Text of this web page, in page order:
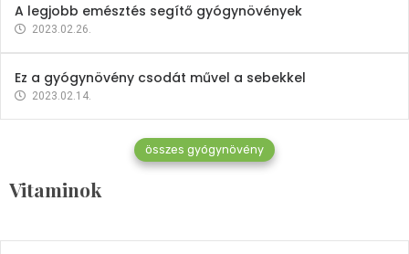
A legjobb emésztés segítő gyógynövények
2023.02.26.
Ez a gyógynövény csodát művel a sebekkel
2023.02.14.
összes gyógynövény
Vitaminok
Vitaminok
Mindent a B-12 vitaminról
2023.02.27.